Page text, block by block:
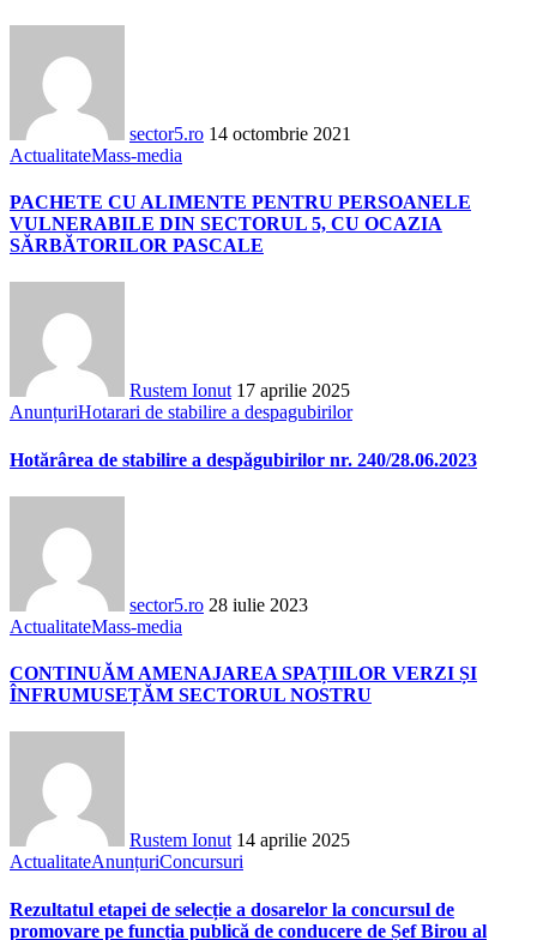
sector5.ro 14 octombrie 2021
ActualitateMass-media
PACHETE CU ALIMENTE PENTRU PERSOANELE
VULNERABILE DIN SECTORUL 5, CU OCAZIA
SĂRBĂTORILOR PASCALE
Rustem Ionut 17 aprilie 2025
AnunțuriHotarari de stabilire a despagubirilor
Hotărârea de stabilire a despăgubirilor nr. 240/28.06.2023
sector5.ro 28 iulie 2023
ActualitateMass-media
CONTINUĂM AMENAJAREA SPAȚIILOR VERZI ȘI
ÎNFRUMUSEȚĂM SECTORUL NOSTRU
Rustem Ionut 14 aprilie 2025
ActualitateAnunțuriConcursuri
Rezultatul etapei de selecție a dosarelor la concursul de
promovare pe funcția publică de conducere de Șef Birou al